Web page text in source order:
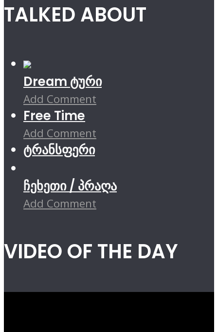
TALKED ABOUT
Dream ტური
Add Comment
Free Time
Add Comment
ტრანსფერი
ჩეხეთი / პრაღა
Add Comment
VIDEO OF THE DAY